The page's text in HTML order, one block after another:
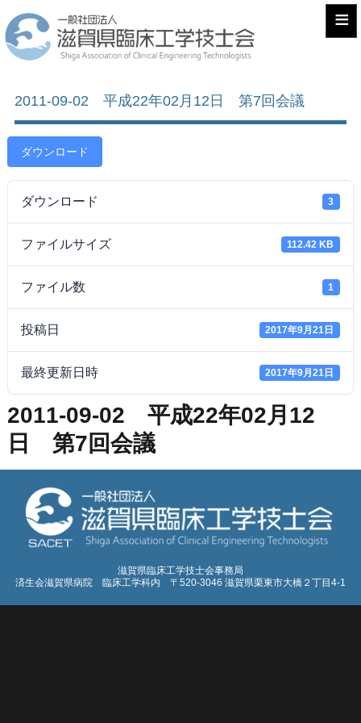
≡
2011-09-02 平成22年02月12日 第7回会議
ダウンロード
ダウンロード 3
ファイルサイズ 112.42 KB
ファイル数 1
投稿日 2017年9月21日
最終更新日時 2017年9月21日
2011-09-02 平成22年02月12
日 第7回会議
滋賀県臨床工学技士会事務局
済生会滋賀県病院 臨床工学科内 〒520-3046 滋賀県栗東市大橋２丁目4-1